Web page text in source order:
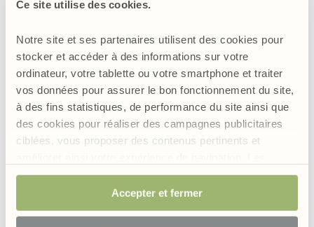
Ce site utilise des cookies.
Notre site et ses partenaires utilisent des cookies pour
stocker et accéder à des informations sur votre
ordinateur, votre tablette ou votre smartphone et traiter
vos données pour assurer le bon fonctionnement du site,
à des fins statistiques, de performance du site ainsi que
des cookies pour réaliser des campagnes publicitaires
ciblées, vous proposer des contenus pertinents et
cookies permettant d’assurer le bon fonctionnement du
site sont obligatoires et sont de ce fait exemptés de
consentement. Votre choix sera conservé pendant 6
Accepter et fermer
quels remèdes ?